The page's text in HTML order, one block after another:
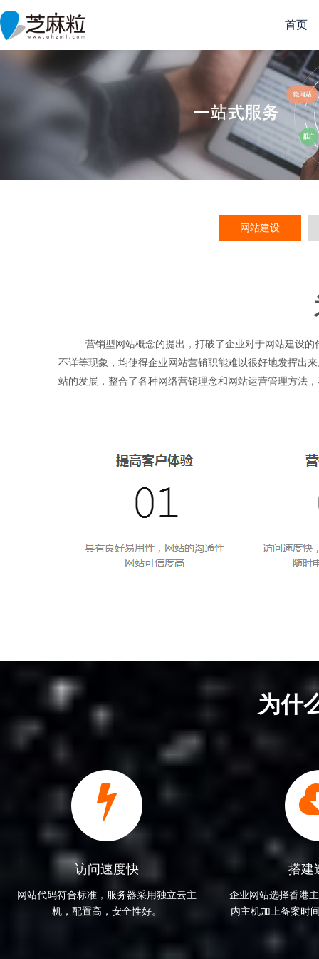
首页
网站建设
营销型网站概念的提出，打破了企业对于网站建设的传
不详等现象，均使得企业网站营销职能难以很好地发挥出
站的发展，整合了各种网络营销理念和网站运营管理方法
为什
访问速度快
网站代码符合标准，服务器采用独立云主
机，配置高，安全性好。
搭建
企业网站选择香港
内主机加上备案时